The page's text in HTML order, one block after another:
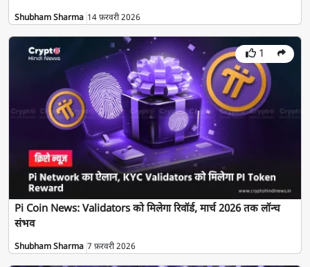
Shubham Sharma 14 फ़रवरी 2026
1
Pi Coin News: Validators को मिलेगा रिवॉर्ड, मार्च 2026 तक लॉन्च
संभव
Shubham Sharma 7 फ़रवरी 2026